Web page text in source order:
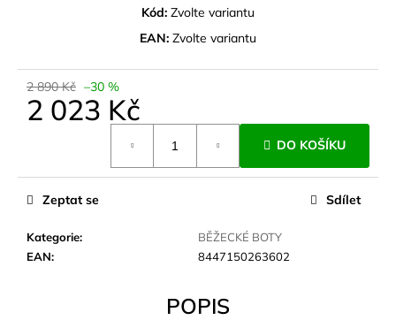
Kód: Zvolte variantu
EAN: Zvolte variantu
2 890 Kč –30 %
2 023 Kč
DO KOŠÍKU
Kategorie:
BĚŽECKÉ BOTY
EAN: 8447150263602
Zeptat se Sdílet
POPIS
u
m
LAKEN
LÁHEV